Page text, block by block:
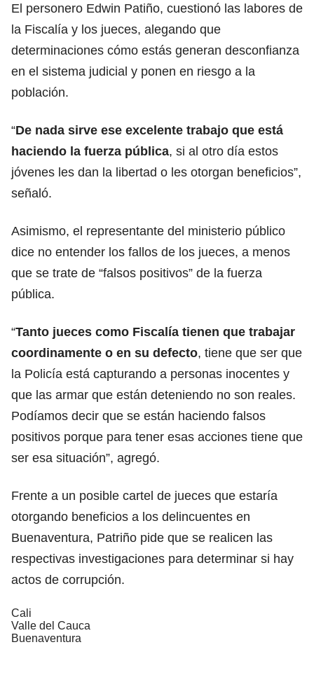
El personero Edwin Patiño, cuestionó las labores de
la Fiscalía y los jueces, alegando que
determinaciones cómo estás generan desconfianza
en el sistema judicial y ponen en riesgo a la
población.
“De nada sirve ese excelente trabajo que está
haciendo la fuerza pública, si al otro día estos
jóvenes les dan la libertad o les otorgan beneficios”,
señaló.
Asimismo, el representante del ministerio público
dice no entender los fallos de los jueces, a menos
que se trate de “falsos positivos” de la fuerza
pública.
“Tanto jueces como Fiscalía tienen que trabajar
coordinamente o en su defecto, tiene que ser que
la Policía está capturando a personas inocentes y
que las armar que están deteniendo no son reales.
Podíamos decir que se están haciendo falsos
positivos porque para tener esas acciones tiene que
ser esa situación”, agregó.
Frente a un posible cartel de jueces que estaría
otorgando beneficios a los delincuentes en
Buenaventura, Patriño pide que se realicen las
respectivas investigaciones para determinar si hay
actos de corrupción.
Cali
Valle del Cauca
Buenaventura